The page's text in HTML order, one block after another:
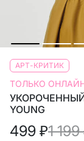
АРТ-КРИТИК
ТОЛЬКО
YOUNG
499 ₽1 199